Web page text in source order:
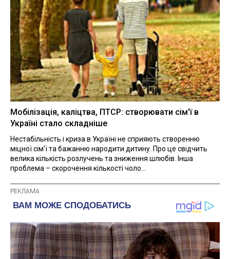
Мобілізація, каліцтва, ПТСР: створювати сім'ї в
Україні стало складніше
Нестабільність і криза в Україні не сприяють створенню
міцної сім'ї та бажанню народити дитину. Про це свідчить
велика кількість розлучень та зниження шлюбів. Інша
проблема – скорочення кількості чоло...